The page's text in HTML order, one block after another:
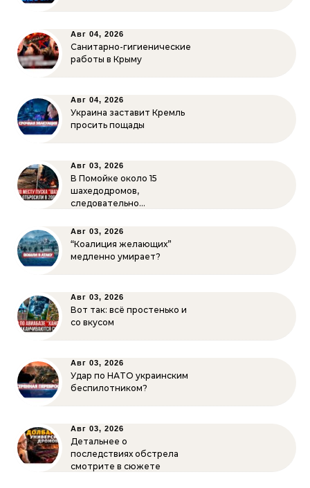
Авг 04, 2026
Санитарно-гигиенические
работы в Крыму
Авг 04, 2026
Украина заставит Кремль
просить пощады
Авг 03, 2026
В Помойке около 15
шахедодромов,
следовательно…
Авг 03, 2026
“Коалиция желающих”
медленно умирает?
Авг 03, 2026
Вот так: всё простенько и
со вкусом
Авг 03, 2026
Удар по НАТО украинским
беспилотником?
Авг 03, 2026
Детальнее о
последствиях обстрела
смотрите в сюжете